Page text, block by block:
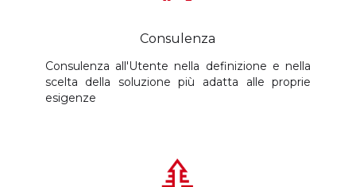
Consulenza
Consulenza all'Utente nella definizione e nella
scelta della soluzione più adatta alle proprie
esigenze